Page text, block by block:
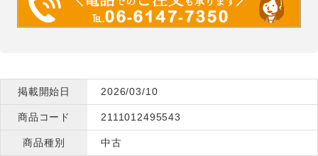
掲載開始日 2026/03/10
商品コード 2111012495543
商品種別 中古